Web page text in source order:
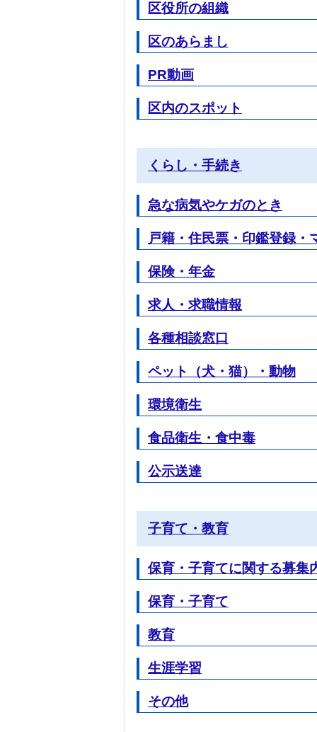
区役所の組織
区のあらまし
PR動画
区内のスポット
くらし・手続き
急な病気やケガのとき
戸籍・住民票・印鑑登録・
保険・年金
求人・求職情報
各種相談窓口
ペット（犬・猫）・動物
環境衛生
食品衛生・食中毒
公示送達
子育て・教育
保育・子育てに関する募集
保育・子育て
教育
生涯学習
その他